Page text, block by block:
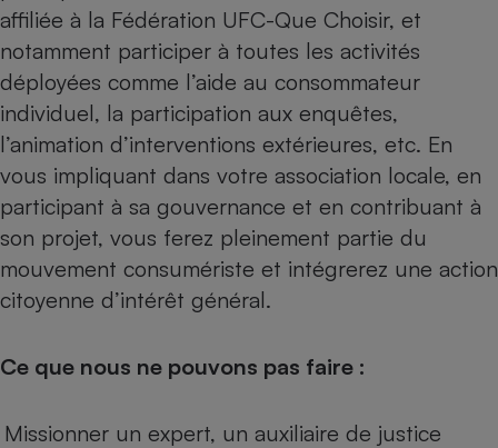
affiliée à la Fédération UFC-Que Choisir, et
notamment participer à toutes les activités
déployées comme l’aide au consommateur
individuel, la participation aux enquêtes,
l’animation d’interventions extérieures, etc. En
vous impliquant dans votre association locale, en
participant à sa gouvernance et en contribuant à
son projet, vous ferez pleinement partie du
mouvement consumériste et intégrerez une action
citoyenne d’intérêt général.
Ce que nous ne pouvons pas faire :
Missionner un expert, un auxiliaire de justice